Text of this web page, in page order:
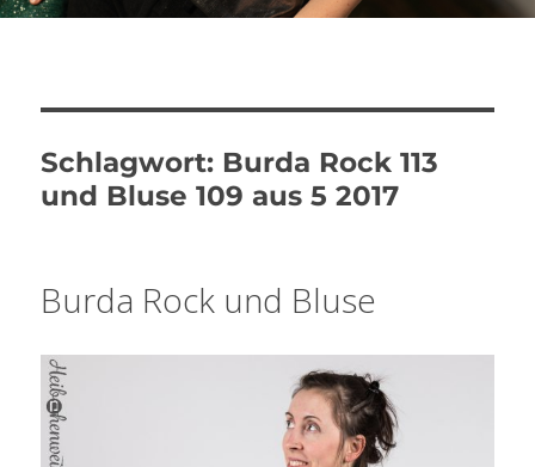
Schlagwort: Burda Rock 113
und Bluse 109 aus 5 2017
Burda Rock und Bluse